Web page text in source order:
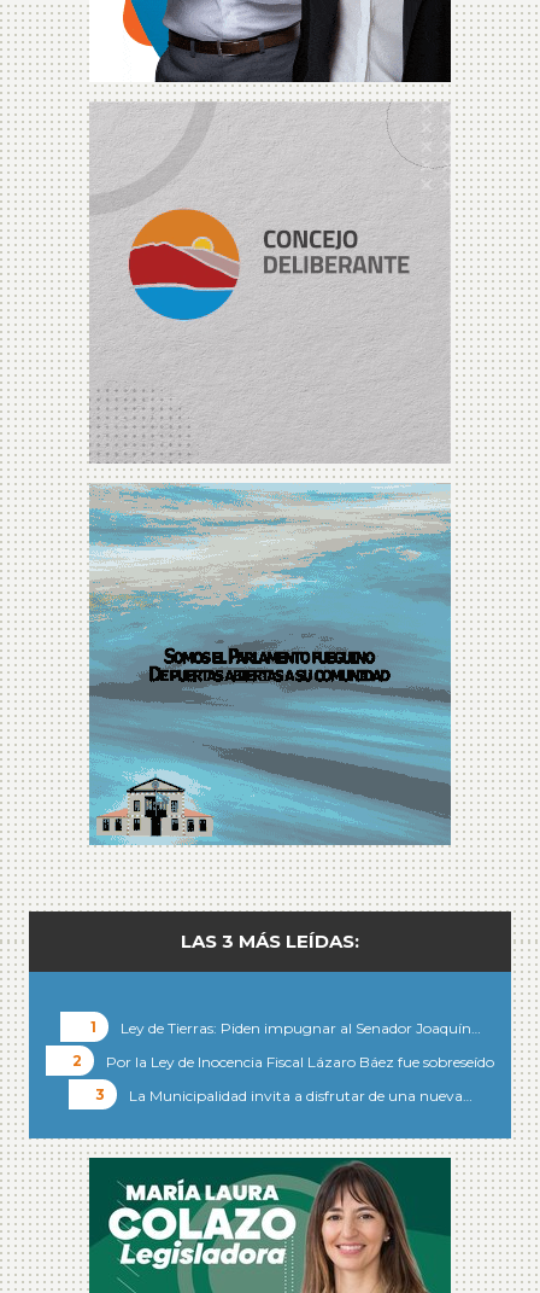
LAS 3 MÁS LEÍDAS:
Ley de Tierras: Piden impugnar al Senador Joaquín…
Por la Ley de Inocencia Fiscal Lázaro Báez fue sobreseído
La Municipalidad invita a disfrutar de una nueva…